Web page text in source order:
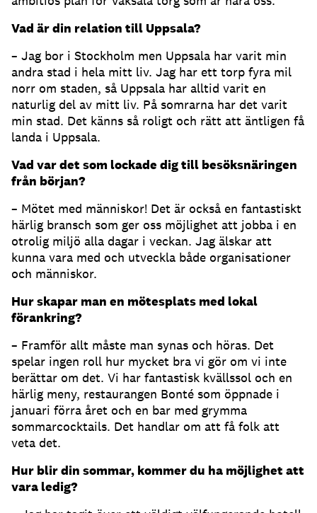
Vad är din relation till Uppsala?
– Jag bor i Stockholm men Uppsala har varit min
andra stad i hela mitt liv. Jag har ett torp fyra mil
norr om staden, så Uppsala har alltid varit en
naturlig del av mitt liv. På somrarna har det varit
min stad. Det känns så roligt och rätt att äntligen få
landa i Uppsala.
Vad var det som lockade dig till besöksnäringen
från början?
– Mötet med människor! Det är också en fantastiskt
härlig bransch som ger oss möjlighet att jobba i en
otrolig miljö alla dagar i veckan. Jag älskar att
kunna vara med och utveckla både organisationer
och människor.
Hur skapar man en mötesplats med lokal
förankring?
– Framför allt måste man synas och höras. Det
spelar ingen roll hur mycket bra vi gör om vi inte
berättar om det. Vi har fantastisk kvällssol och en
härlig meny, restaurangen Bonté som öppnade i
januari förra året och en bar med grymma
sommarcocktails. Det handlar om att få folk att
veta det.
Hur blir din sommar, kommer du ha möjlighet att
vara ledig?